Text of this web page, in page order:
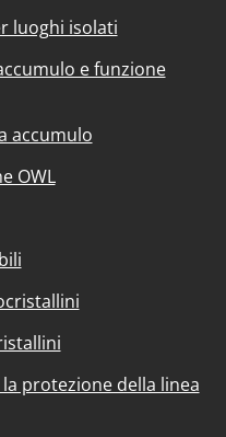
luoghi isolati
e funzione
accumulo
OWL
protezione della linea